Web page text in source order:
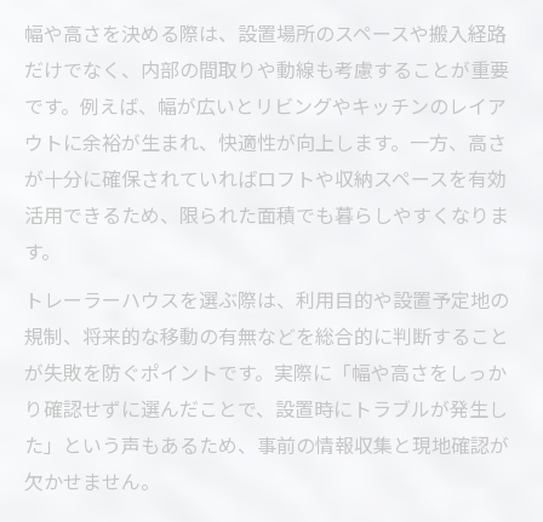
幅や高さを決める際は、設置場所のスペースや搬入経路
だけでなく、内部の間取りや動線も考慮することが重要
です。例えば、幅が広いとリビングやキッチンのレイア
ウトに余裕が生まれ、快適性が向上します。一方、高さ
が十分に確保されていればロフトや収納スペースを有効
活用できるため、限られた面積でも暮らしやすくなりま
す。
トレーラーハウスを選ぶ際は、利用目的や設置予定地の
規制、将来的な移動の有無などを総合的に判断すること
が失敗を防ぐポイントです。実際に「幅や高さをしっか
り確認せずに選んだことで、設置時にトラブルが発生し
た」という声もあるため、事前の情報収集と現地確認が
欠かせません。